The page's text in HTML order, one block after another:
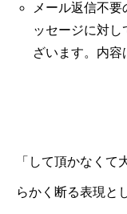
メール返信不
ッセージに対
ざいます。内容
「して頂かなくて
らかく断る表現と